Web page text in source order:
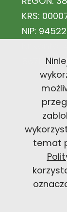
temat
KRS:
NIP:
+48